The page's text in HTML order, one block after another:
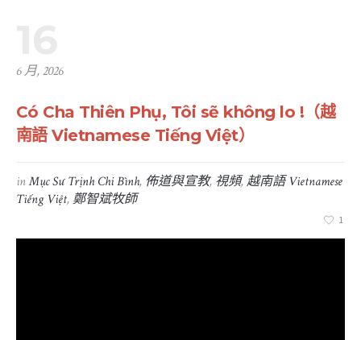
6 月, 2026
Có Cha Thiên Phụ, Tôi sẽ không lo !（越
南語 Vietnamese Tiếng Việt）
inMục Sư Trịnh Chi Bình, 佈道與宣教, 視頻,越南語 Vietnamese
Tiếng Việt,鄭智斌牧師
1